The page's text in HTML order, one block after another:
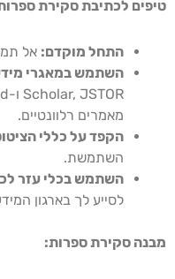
טיפים לכתיבת סקירת
התחל מוקדם: אל
השתמש במאגרי
מאמרים רלוונטיים.
הקפד על כללי
השתמשת.
השתמש בכלי עזר
לסייע לך בארגון
מבנה סקירת ספרות: